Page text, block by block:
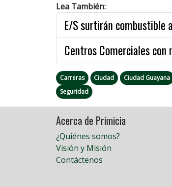
Lea También:
E/S surtirán combustible
Centros Comerciales con
Carreras Ciudad Ciudad Guayana
Seguridad
Acerca de Primicia
¿Quiénes somos?
Visión y Misión
Contáctenos